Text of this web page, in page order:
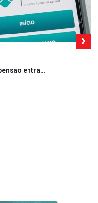
entra...